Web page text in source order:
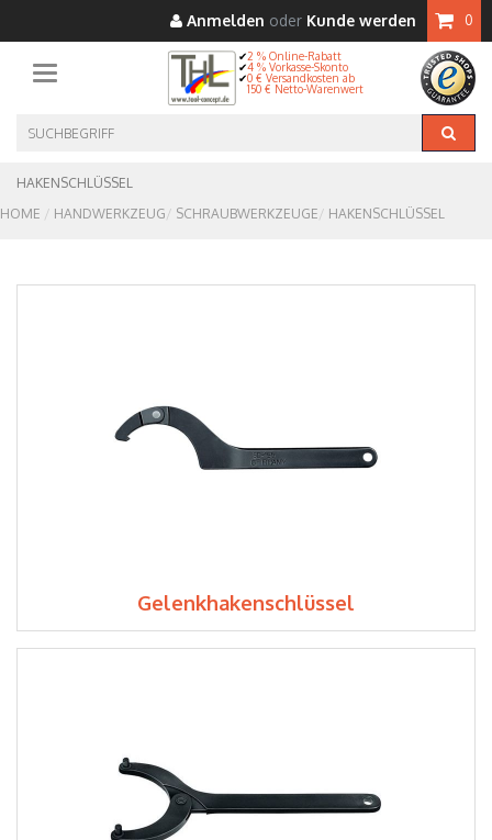
Anmelden oder Kunde werden 0
Toggle navigation
2 % Online-Rabatt
4 % Vorkasse-Skonto
0 € Versandkosten ab
150 € Netto-Warenwert
HAKENSCHLÜSSEL
HOME
HANDWERKZEUG SCHRAUBWERKZEUGE HAKENSCHLÜSSEL
Gelenkhakenschlüssel